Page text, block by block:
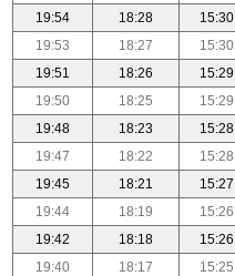
15:30
18:28
19:54
15:30
18:27
19:53
15:29
18:26
19:51
15:29
18:25
19:50
15:28
18:23
19:48
15:28
18:22
19:47
15:27
18:21
19:45
15:26
18:19
19:44
15:26
18:18
19:42
15:25
18:17
19:40